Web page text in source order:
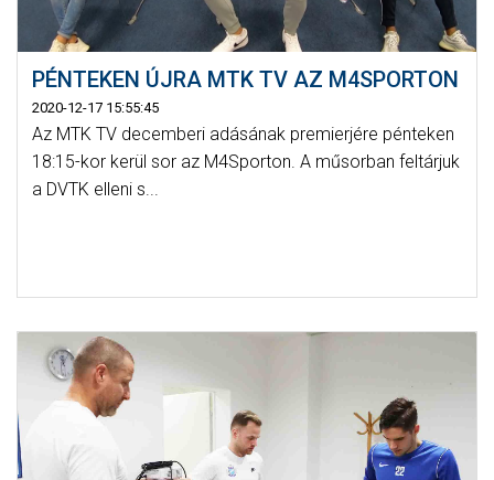
PÉNTEKEN ÚJRA MTK TV AZ M4SPORTON
2020-12-17 15:55:45
Az MTK TV decemberi adásának premierjére pénteken
18:15-kor kerül sor az M4Sporton. A műsorban feltárjuk
a DVTK elleni s...